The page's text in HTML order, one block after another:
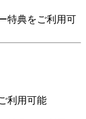
特典をご利用可
利用可能